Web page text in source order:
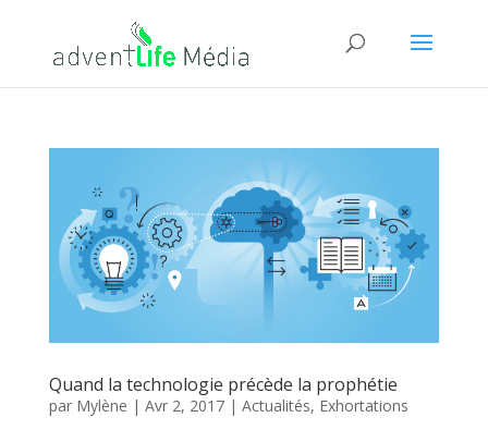
Quand la technologie précède la prophétie
par Mylène | Avr 2, 2017| Actualités, Exhortations